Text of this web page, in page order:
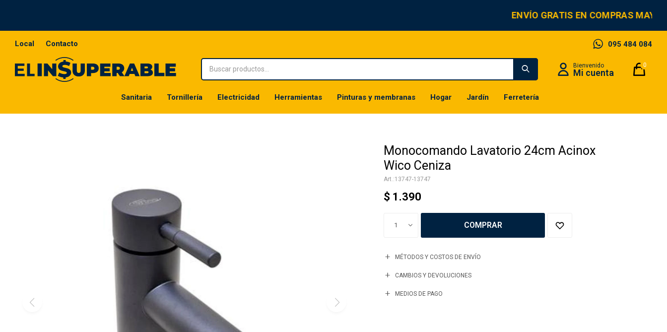
ENVÍO GRATIS EN COMPRAS
Sanitaria Tornillería Electricidad Herramientas Pinturas y membranas Hogar Jardín Ferretería
0
095 484 084
Local Contacto
Monocomando Lavatorio 24cm Acinox
Wico Ceniza
13747-13747
$ 1.390
1 COMPRAR
MÉTODOS Y COSTOS DE ENVÍO
CAMBIOS Y DEVOLUCIONES
MEDIOS DE PAGO